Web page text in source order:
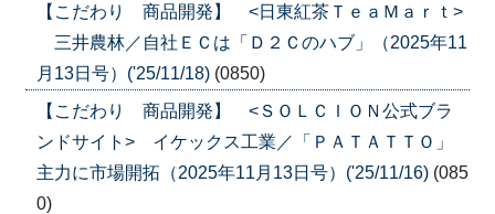
【こだわり 商品開発】 <日東紅茶ＴｅａＭａｒｔ>
三井農林／自社ＥＣは「Ｄ２Ｃのハブ」（2025年11
月13日号）('25/11/18) (0850)
【こだわり 商品開発】 <ＳＯＬＣＩＯＮ公式ブラ
ンドサイト> イケックス工業／「ＰＡＴＡＴＴＯ」
主力に市場開拓（2025年11月13日号）('25/11/16) (085
0)